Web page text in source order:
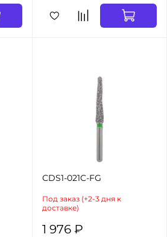
CDS1-021C-FG
Под заказ (+2-3 дня к
доставке)
1 976 ₽